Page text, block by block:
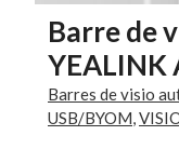
Barre de
YEALINK
Barres de visio
USB/BYOM